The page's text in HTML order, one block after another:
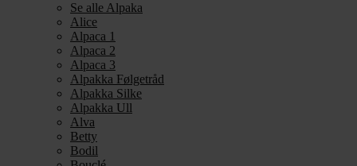
Se alle Alpaka
Alice
Alpaca 1
Alpaca 2
Alpaca 3
Alpakka Følgetråd
Alpakka Silke
Alpakka Ull
Alva
Betty
Bodil